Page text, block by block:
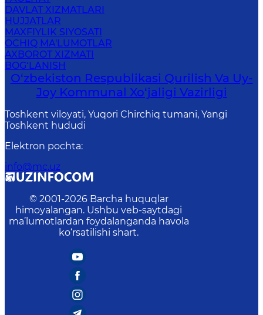
DAVLAT XIZMATLARI
HUJJATLAR
MAXFIYLIK SIYOSATI
OCHIQ MA'LUMOTLAR
AXBOROT XIZMATI
BOG‘LANISH
O‘zbekiston Respublikasi Qurilish Va Uy-
Joy Kommunal Xo‘jaligi Vazirligi
Toshkent viloyati, Yuqori Chirchiq tumani, Yangi
Toshkent hududi
Elektron pochta:
info@mc.uz
© 2001-2026 Barcha huquqlar
himoyalangan. Ushbu veb-saytdagi
ma’lumotlardan foydalanganda havola
ko‘rsatilishi shart.